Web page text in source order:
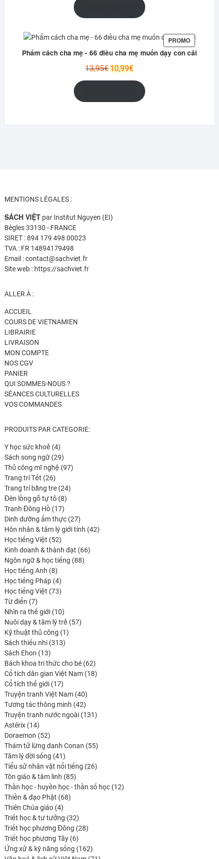
actuel
est :
PROMOPRODUIT
EN
Phẩm cách cha mẹ - 66 điều cha mẹ muốn dạy con cái
13,95€Le
10,99€Le
actuel
est :
MENTIONS LÉGALES :
SÁCH VIỆTpar Institut Nguyen (EI)
Bègles 33130 - FRANCE
SIRET : 894 179 498 00023
TVA : FR 14894179498
Email : contact@sachviet.fr
Site web : https://sachviet.fr
ALLER À :
ACCUEIL
COURS DE VIETNAMIEN
LIBRAIRIE
LIVRAISON
MON COMPTE
NOS CGV
PANIER
QUI SOMMES-NOUS ?
SÉANCES CULTURELLES
VOS COMMANDES
PRODUITS PAR CATEGORIE:
Y học sức khoẻ 44
produits
Sách song ngữ 2929
produits
Thủ công mĩ nghệ 9797
Trang trí Tết 2626
produits
Trang trí bằng tre 2424
Đèn lồng gỗ tự tô 88
produits
Tranh Đông Hồ 1717
produits
Dinh dưỡng ẩm thực 2727
produits
Hôn nhân & tâm lý giới tính 4242
Học tiếng Việt 5252
produits
Kinh doanh & thành đạt 6666
Ngôn ngữ & học tiếng 8888
Học tiếng Anh 88
produits
Học tiếng Pháp 44
produits
Học tiếng Việt 7373
Từ điển 77
produits
Nhìn ra thế giới 1010
produits
Nuôi dạy & tâm lý trẻ 5757
Kỹ thuật thủ công 11
Sách thiếu nhi 313313
Sách Ehon 1313
produits
Bách khoa tri thức cho bé 6262
produits
Cổ tích dân gian Việt Nam 1818
Cổ tích thế giới 1717
produits
Truyện tranh Việt Nam 4040
produits
Tương tác thông minh 4242
produits
Truyện tranh nước ngoài 131131
Astérix 1414
produits
Doraemon 5252
produits
Thám tử lừng danh Conan 5555
Tâm lý đời sống 4141
produits
Tiểu sử nhân vật nổi tiếng 2626
Tôn giáo & tâm linh 8585
produits
Thần học - huyền học - thần số học 1212
Thiền & đạo Phật 6868
Thiên Chúa giáo 44
produits
Triết học & tư tưởng 3232
produits
Triết học phương Đông 2828
Triết học phương Tây 66
produits
Ứng xử & kỹ năng sống 162162